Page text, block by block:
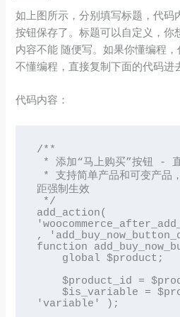
如上图所示，分别填写标题，代码
按钮保存了。标题可以自定义，你
内容不能 随便写。如果你懂编程
不懂编程，直接复制下面的代码进
代码内容：
/**
距强制生效
add_action(
,
function
'variable' );